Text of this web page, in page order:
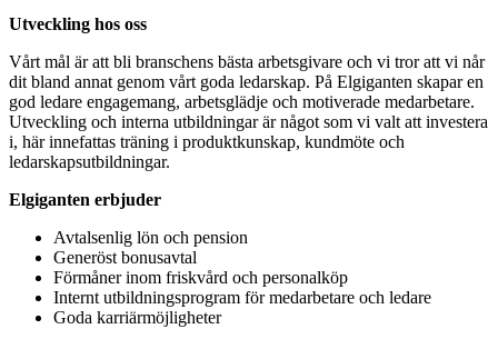
Utveckling hos oss
Vårt mål är att bli branschens bästa arbetsgivare och vi tror att vi når
dit bland annat genom vårt goda ledarskap. På Elgiganten skapar en
god ledare engagemang, arbetsglädje och motiverade medarbetare.
Utveckling och interna utbildningar är något som vi valt att investera
i, här innefattas träning i produktkunskap, kundmöte och
ledarskapsutbildningar.
Elgiganten erbjuder
Avtalsenlig lön och pension
Generöst bonusavtal
Förmåner inom friskvård och personalköp
Internt utbildningsprogram för medarbetare och ledare
Goda karriärmöjligheter